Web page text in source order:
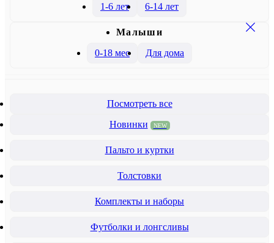
1-6 лет
6-14 лет
Малыши
0-18 мес
Для дома
Посмотреть все
Новинки
NEW
Пальто и куртки
Толстовки
Комплекты и наборы
Футболки и лонгсливы